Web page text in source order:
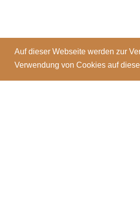
Auf dieser Webseite werden zur
Verwendung von Cookies auf